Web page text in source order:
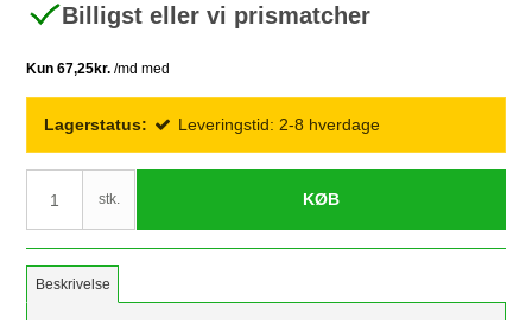
Billigst eller vi prismatcher
Lagerstatus: Leveringstid: 2-8 hverdage
stk. KØB
Beskrivelse